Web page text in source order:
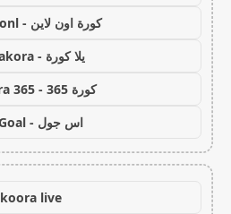
كورة اون لاين - koora onl
يلا كورة - yallakora
كورة 365 - kooora 365
اس جول - AS Goal
koora live